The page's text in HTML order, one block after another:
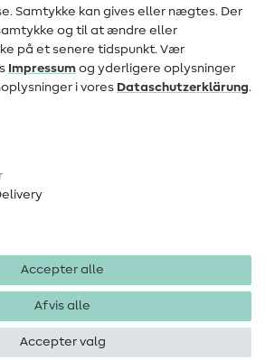
Samtykke kan gives eller nægtes. Der
og til at ændre eller
på et senere tidspunkt. Vær
Impressum og yderligere oplysninger
i vores Data­schutz­erklärung.
Accepter alle
Afvis alle
Accepter valg
AGB
GmbH